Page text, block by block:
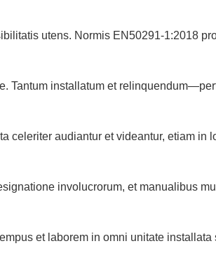
utens. Normis EN50291-1:2018
Tantum installatum et
celeriter audiantur et videantur, etiam in
involucrorum, et manualibus
et laborem in omni unitate installata